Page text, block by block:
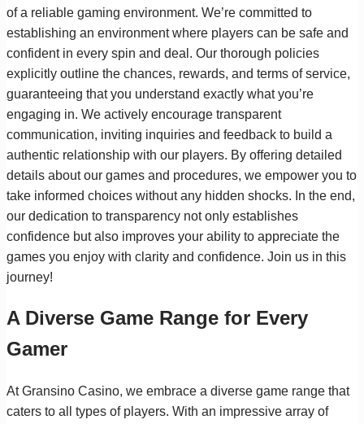
of a reliable gaming environment. We’re committed to
establishing an environment where players can be safe and
confident in every spin and deal. Our thorough policies
explicitly outline the chances, rewards, and terms of service,
guaranteeing that you understand exactly what you’re
engaging in. We actively encourage transparent
communication, inviting inquiries and feedback to build a
authentic relationship with our players. By offering detailed
details about our games and procedures, we empower you to
take informed choices without any hidden shocks. In the end,
our dedication to transparency not only establishes
confidence but also improves your ability to appreciate the
games you enjoy with clarity and confidence. Join us in this
journey!
A Diverse Game Range for Every
Gamer
At Gransino Casino, we embrace a diverse game range that
caters to all types of players. With an impressive array of